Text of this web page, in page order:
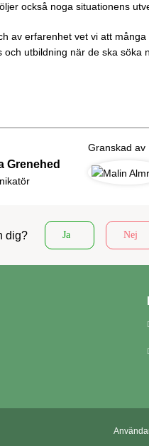
också noga situationens
av erfarenhet vet vi att
utbildning när de ska söka
Grenehed
Granskad av
dig? Ja Nej